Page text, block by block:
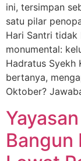
ini, tersimpan
satu pilar
Hari Santri
monumental:
Hadratus Syekh
bertanya,
Oktober?
Bangun